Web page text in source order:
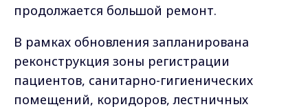
продолжается большой ремонт.
В рамках обновления запланирована
реконструкция зоны регистрации
пациентов, санитарно-гигиенических
помещений, коридоров, лестничных